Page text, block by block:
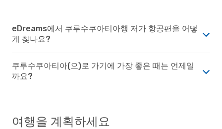
eDreams에서 쿠루수쿠아티아행 저가 항공편을 어떻
게 찾나요?
쿠루수쿠아티아(으)로 가기에 가장 좋은 때는 언제일
까요?
여행을 계획하세요